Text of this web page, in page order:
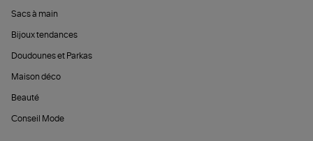
Sacs à main
Bijoux tendances
Doudounes et Parkas
Maison déco
Beauté
Conseil Mode